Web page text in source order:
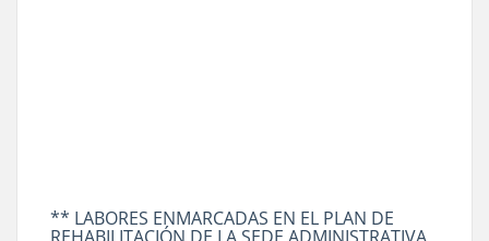
** LABORES ENMARCADAS EN EL PLAN DE